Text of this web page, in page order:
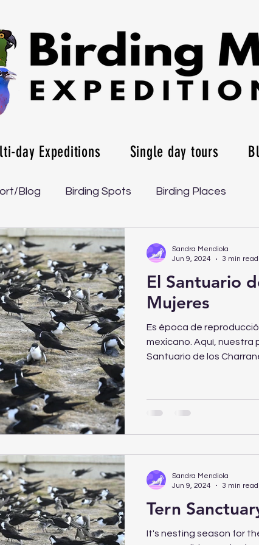
day Expeditions Single day tours
Blog Birding Spots Birding Places
El Santuario
Mujeres
Es época de
mexicano. Aquí, nuestra
Santuario de los
Sandra Mendiola
Jun 9, 2024
3 min read
Tern
It's nesting season for
Sandra Mendiola
Jun 9, 2024
3 min read